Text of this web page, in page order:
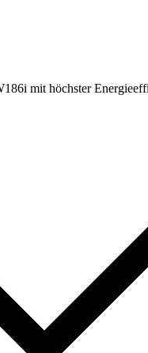
mit höchster